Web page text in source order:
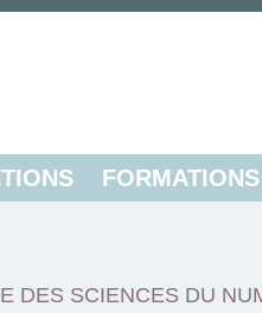
FORMATIONS
DES SCIENCES DU